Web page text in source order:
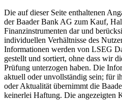
Die auf dieser Seite enthaltenen
der Baader Bank AG zum Kauf,
Finanzinstrumenten dar und
individuellen Verhältnisse des
Informationen werden von LSEG
gestellt und sortiert, ohne dass wir
Prüfung unterzogen haben. Die
aktuell oder unvollständig sein; für
oder Aktualität übernimmt die
keinerlei Haftung. Die angezeigten